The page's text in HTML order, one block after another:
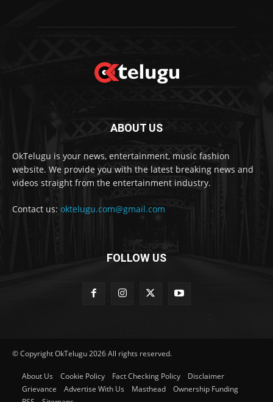
ABOUT US
OkTelugu is your news, entertainment, music fashion
website. We provide you with the latest breaking news and
videos straight from the entertainment industry.
Contact us: oktelugu.com@gmail.com
FOLLOW US
© Copyright OkTelugu 2026 All rights reserved.
About Us Cookie Policy Fact Checking Policy
Disclaimer
Grievance
Advertise With Us Masthead
Ownership Funding